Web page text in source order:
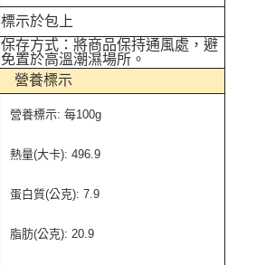
標示於包上
保存方式：將商品保持通風處，避
免置於高溫潮濕場所。
營養標示
營養標示: 每100g
熱量(大卡): 496.9
蛋白質(公克): 7.9
脂肪(公克): 20.9